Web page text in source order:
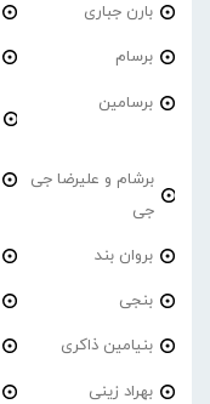
بارن جباری
برسام
برسامین
برشام و علیرضا جی
جی
بروان بند
بنجی
بنیامین ذاکری
بهراد زینی